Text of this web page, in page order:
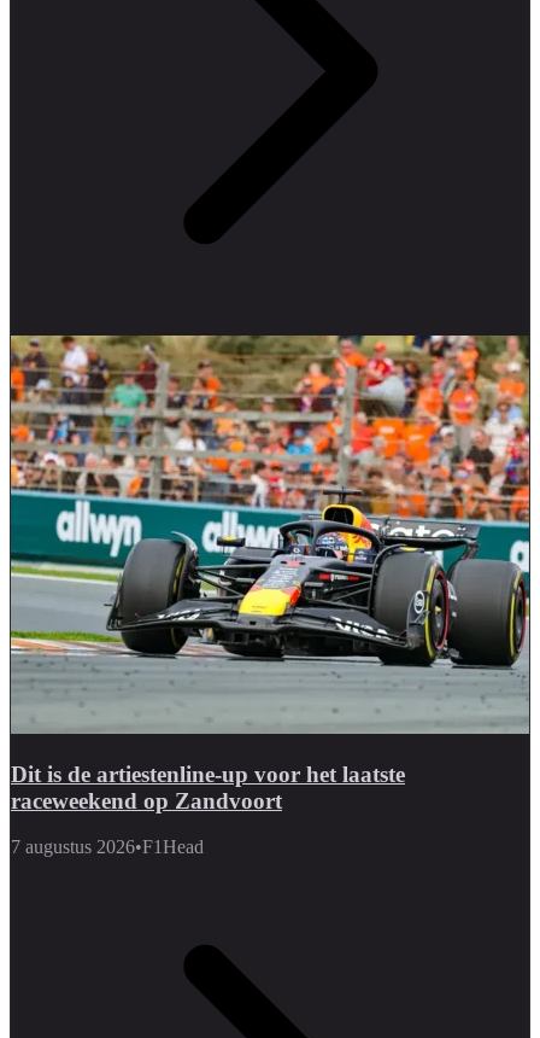
Dit is de artiestenline-up voor het laatste
raceweekend op Zandvoort
7 augustus 2026•F1Head